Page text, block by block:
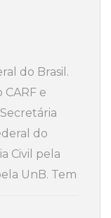
do Brasil.
e
do
Civil pela
UnB. Tem